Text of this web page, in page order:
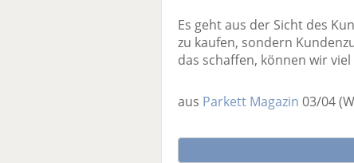
Es geht aus der Sicht des
zu kaufen, sondern
das schaffen, können wir
aus Parkett Magazin 03/04